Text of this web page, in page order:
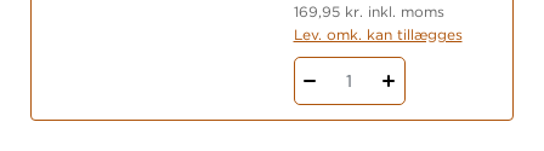
169,95 kr. inkl. moms
Lev. omk. kan tillægges
1